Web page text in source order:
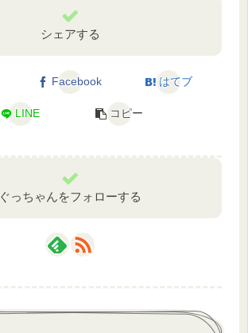
シェアする
Facebook はてブ
LINE コピー
ぐっちゃんをフォローする